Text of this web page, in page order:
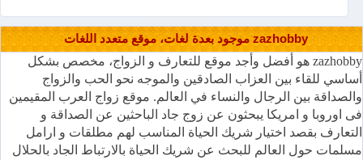
zazhobby موجود بعدة لغات، موقع متعدد اللغات
zazhobby هو أفضل وأجد موقع للتعارف و الزواج، مخصص بشكل
أساسي للقاء بين العزاب الصادقين والموجه نحو الحب والزواج
والصداقة بين الرجال والنساء في العالم. موقع زواج العرب المقيمين
فى اوروبا و امريكا يبحثون عن زوج جاد الباحثين عن الصداقة و
التعارف بقصد اختيار شريك الحياة المناسب لهم مطلقات و ارامل
مسلمات حول العالم للبحث عن شريك الحياة بالارتباط الجاد بالحلال